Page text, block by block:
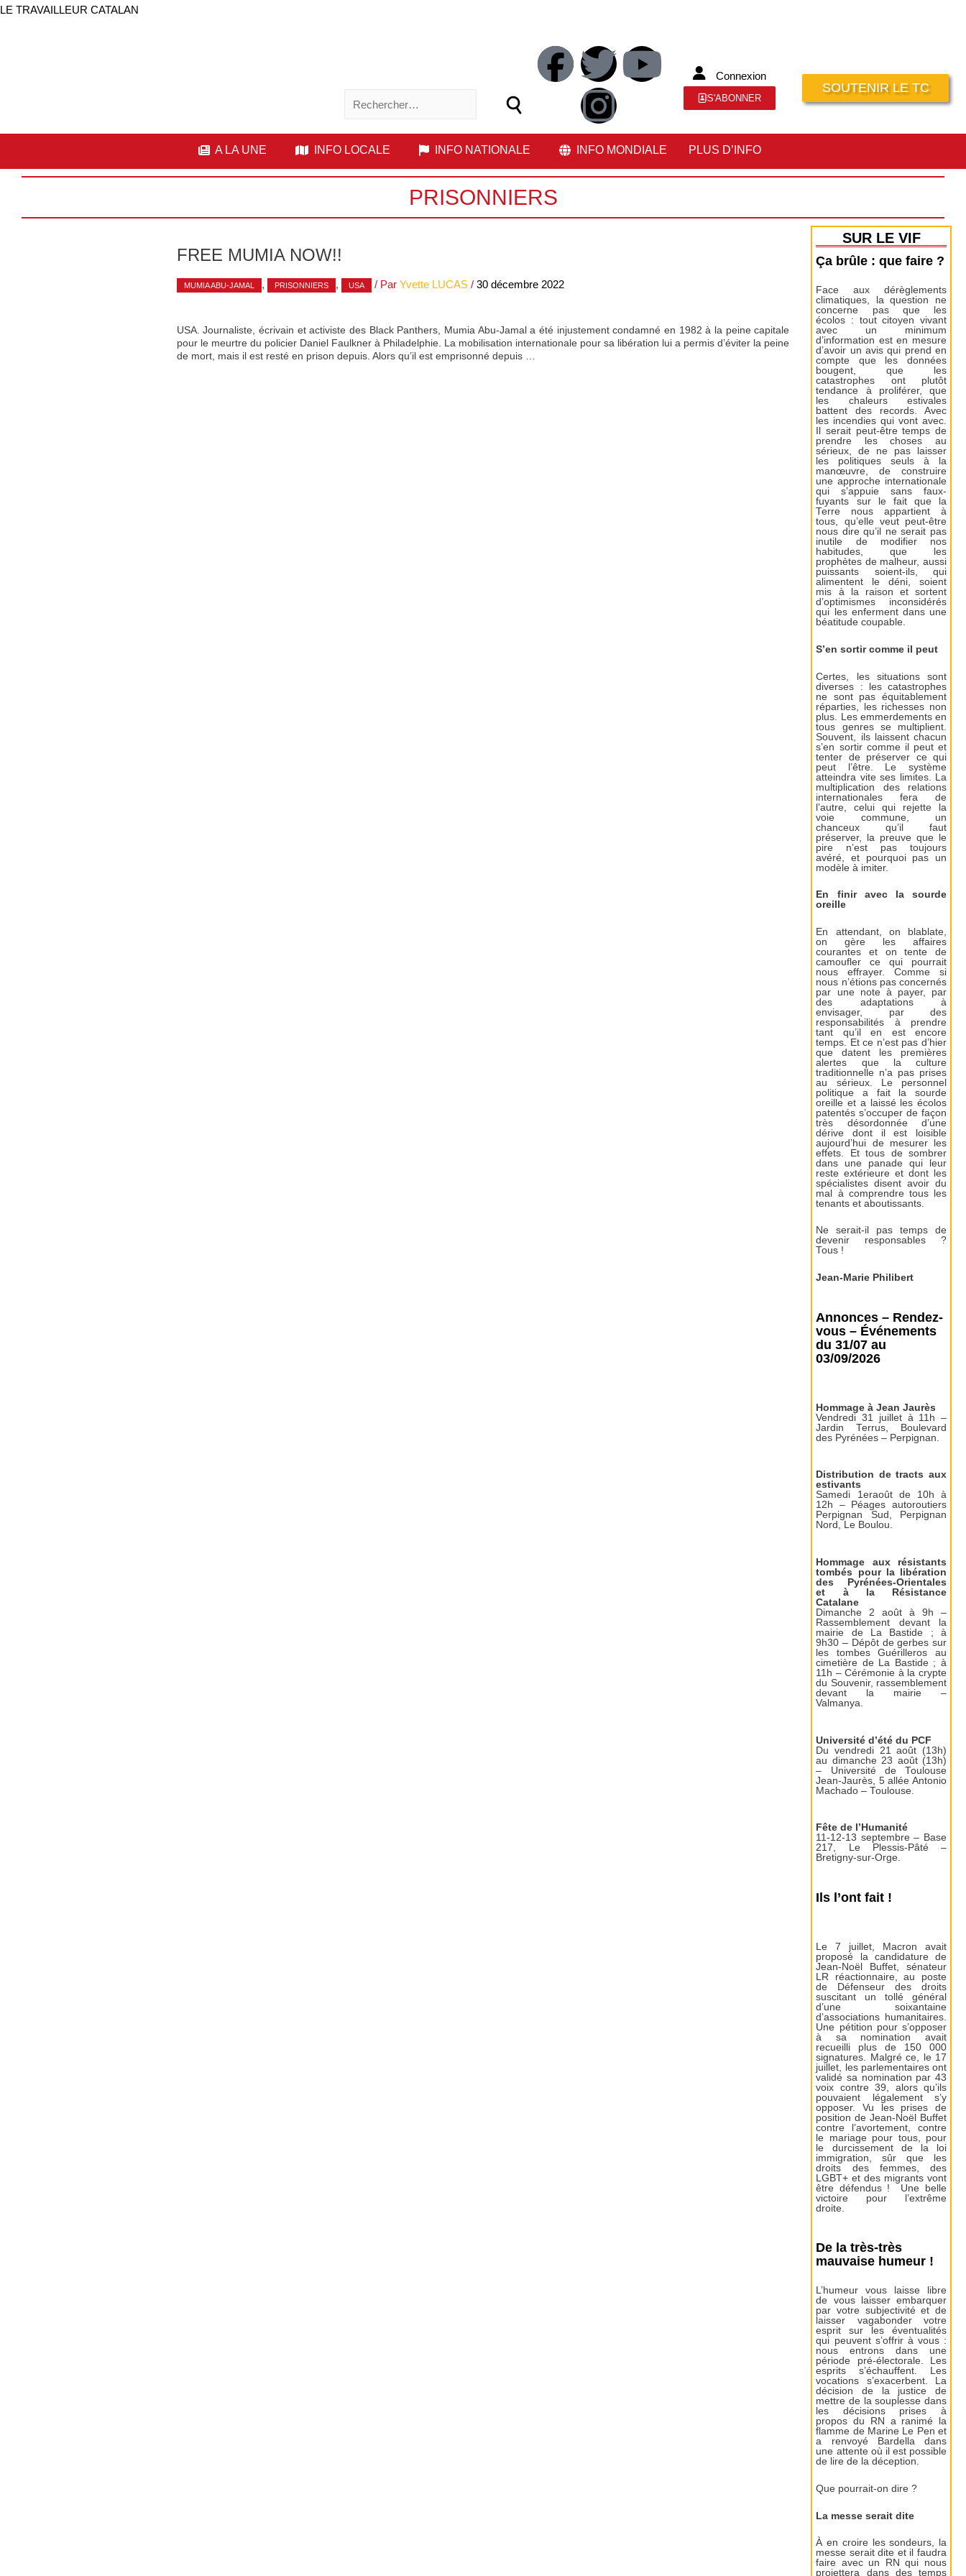
LE TRAVAILLEUR CATALAN
Connexion
S'ABONNER
SOUTENIR LE TC
A LA UNE INFO LOCALE INFO NATIONALE INFO MONDIALE PLUS D’INFO
PRISONNIERS
FREE MUMIA NOW!!
MUMIA ABU-JAMAL , PRISONNIERS , USA / Par Yvette LUCAS / 30 décembre 2022
USA. Journaliste, écrivain et activiste des Black Panthers, Mumia Abu-Jamal a été injustement condamné en 1982 à la peine capitale
pour le meurtre du policier Daniel Faulkner à Philadelphie. La mobilisation internationale pour sa libération lui a permis d’éviter la peine
de mort, mais il est resté en prison depuis. Alors qu’il est emprisonné depuis …
SUR LE VIF
Ça brûle : que faire ?
Face aux dérèglements
climatiques, la question ne
concerne pas que les
écolos : tout citoyen vivant
avec un minimum
d’information est en mesure
d’avoir un avis qui prend en
compte que les données
bougent, que les
catastrophes ont plutôt
tendance à proliférer, que
les chaleurs estivales
battent des records. Avec
les incendies qui vont avec.
Il serait peut-être temps de
prendre les choses au
sérieux, de ne pas laisser
les politiques seuls à la
manœuvre, de construire
une approche internationale
qui s’appuie sans faux-
fuyants sur le fait que la
Terre nous appartient à
tous, qu’elle veut peut-être
nous dire qu’il ne serait pas
inutile de modifier nos
habitudes, que les
prophètes de malheur, aussi
puissants soient-ils, qui
alimentent le déni, soient
mis à la raison et sortent
d’optimismes inconsidérés
qui les enferment dans une
béatitude coupable.
S’en sortir comme il peut
Certes, les situations sont
diverses : les catastrophes
ne sont pas équitablement
réparties, les richesses non
plus. Les emmerdements en
tous genres se multiplient.
Souvent, ils laissent chacun
s’en sortir comme il peut et
tenter de préserver ce qui
peut l’être. Le système
atteindra vite ses limites. La
multiplication des relations
internationales fera de
l’autre, celui qui rejette la
voie commune, un
chanceux qu’il faut
préserver, la preuve que le
pire n’est pas toujours
avéré, et pourquoi pas un
modèle à imiter.
En finir avec la sourde
oreille
En attendant, on blablate,
on gère les affaires
courantes et on tente de
camoufler ce qui pourrait
nous effrayer. Comme si
nous n’étions pas concernés
par une note à payer, par
des adaptations à
envisager, par des
responsabilités à prendre
tant qu’il en est encore
temps. Et ce n’est pas d’hier
que datent les premières
alertes que la culture
traditionnelle n’a pas prises
au sérieux. Le personnel
politique a fait la sourde
oreille et a laissé les écolos
patentés s’occuper de façon
très désordonnée d’une
dérive dont il est loisible
aujourd’hui de mesurer les
effets. Et tous de sombrer
dans une panade qui leur
reste extérieure et dont les
spécialistes disent avoir du
mal à comprendre tous les
tenants et aboutissants.
Ne serait-il pas temps de
devenir responsables ?
Tous !
Jean-Marie Philibert
Annonces – Rendez-
vous – Événements
du 31/07 au
03/09/2026
Hommage à Jean Jaurès
Vendredi 31 juillet à 11h –
Jardin Terrus, Boulevard
des Pyrénées – Perpignan.
Distribution de tracts aux
estivants
Samedi 1eraoût de 10h à
12h – Péages autoroutiers
Perpignan Sud, Perpignan
Nord, Le Boulou.
Hommage aux résistants
tombés pour la libération
des Pyrénées-Orientales
et à la Résistance
Catalane
Dimanche 2 août à 9h –
Rassemblement devant la
mairie de La Bastide ; à
9h30 – Dépôt de gerbes sur
les tombes Guérilleros au
cimetière de La Bastide ; à
11h – Cérémonie à la crypte
du Souvenir, rassemblement
devant la mairie –
Valmanya.
Université d’été du PCF
Du vendredi 21 août (13h)
au dimanche 23 août (13h)
– Université de Toulouse
Jean-Jaurès, 5 allée Antonio
Machado – Toulouse.
Fête de l’Humanité
11-12-13 septembre – Base
217, Le Plessis-Pâté –
Bretigny-sur-Orge.
Ils l’ont fait !
Le 7 juillet, Macron avait
proposé la candidature de
Jean-Noël Buffet, sénateur
LR réactionnaire, au poste
de Défenseur des droits
suscitant un tollé général
d’une soixantaine
d’associations humanitaires.
Une pétition pour s’opposer
à sa nomination avait
recueilli plus de 150 000
signatures. Malgré ce, le 17
juillet, les parlementaires ont
validé sa nomination par 43
voix contre 39, alors qu’ils
pouvaient légalement s’y
opposer. Vu les prises de
position de Jean-Noël Buffet
contre l’avortement, contre
le mariage pour tous, pour
le durcissement de la loi
immigration, sûr que les
droits des femmes, des
LGBT+ et des migrants vont
être défendus ! Une belle
victoire pour l’extrême
droite.
De la très-très
mauvaise humeur !
L’humeur vous laisse libre
de vous laisser embarquer
par votre subjectivité et de
laisser vagabonder votre
esprit sur les éventualités
qui peuvent s’offrir à vous :
nous entrons dans une
période pré-électorale. Les
esprits s’échauffent. Les
vocations s’exacerbent. La
décision de la justice de
mettre de la souplesse dans
les décisions prises à
propos du RN a ranimé la
flamme de Marine Le Pen et
a renvoyé Bardella dans
une attente où il est possible
de lire de la déception.
Que pourrait-on dire ?
La messe serait dite
À en croire les sondeurs, la
messe serait dite et il faudra
faire avec un RN qui nous
projettera dans des temps